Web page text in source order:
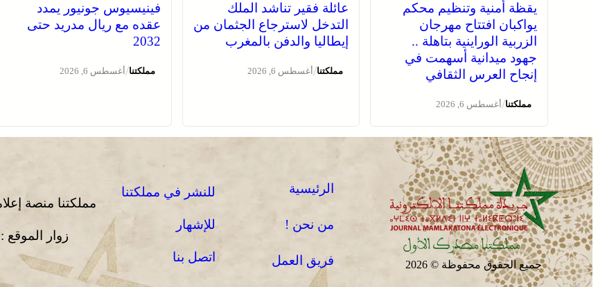
يقظة أمنية وتنظيم محكم
يواكبان افتتاح مهرجان
الزربية الوراينية بتاهلة ..
جهود ميدانية أسهمت في
إنجاح العرس الثقافي
مملكتنا/أغسطس 6, 2026
عائلة فقير تناشد الملك
التدخل لاسترجاع الجثمان من
إيطاليا والدفن بالمغرب
مملكتنا/أغسطس 6, 2026
فينيسيوس جونيور يمدد
عقده مع ريال مدريد حتى
2032
مملكتنا/أغسطس 6, 2026
جميع الحقوق محفوظة © 2026
الرئيسية
من نحن !
فريق العمل
للنشر في مملكتنا
للإشهار
اتصل بنا
مملكتنا منصة
زوار الموقع :